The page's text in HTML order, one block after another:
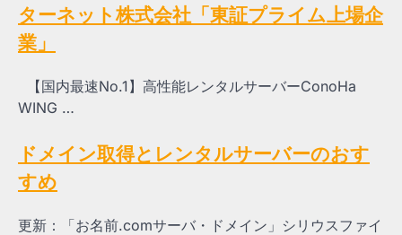
ターネット株式会社「東証プライム上場企
業」
【国内最速No.1】高性能レンタルサーバーConoHa
WING …
ドメイン取得とレンタルサーバーのおす
すめ
更新：「お名前.comサーバ・ドメイン」シリウスファイ